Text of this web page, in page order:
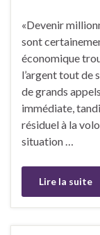
«Devenir
sont
économique
l’argent tout de
de grands
immédiate,
résiduel à la
situation …
Lire la suite